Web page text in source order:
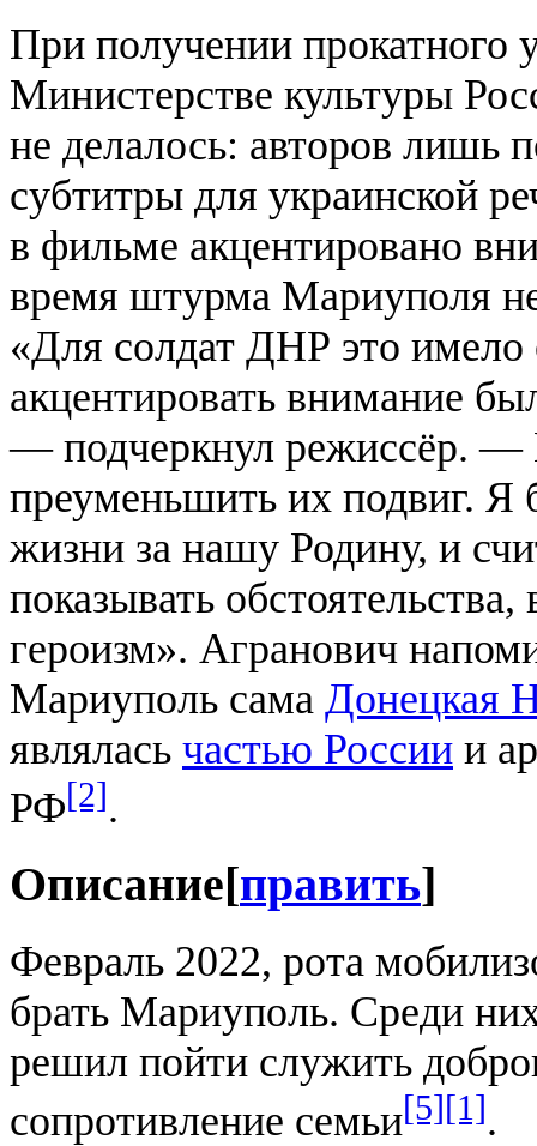
При получении прокатного
Министерстве культуры
не делалось: авторов лишь
субтитры для украинской
в фильме акцентировано
время штурма Мариуполя
«Для солдат ДНР это имело
акцентировать внимание
— подчеркнул режиссёр. —
преуменьшить их подвиг.
жизни за нашу Родину, и
показывать
героизм». Агранович
Мариуполь сама Донецкая
являлась частью России и
РФ[2].
Описание[править]
Февраль 2022, рота
брать Мариуполь. Среди
решил пойти служить
сопротивление семьи[5][1].